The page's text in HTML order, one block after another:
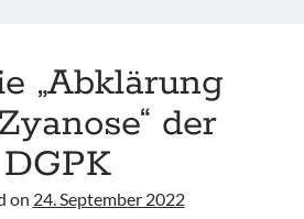
Paediatric
Palliative
Care“
von
Together
for
„Abklärung
der
DGPK
on 24. September 2022